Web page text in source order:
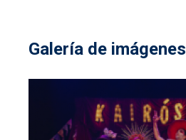
Galería de imágenes